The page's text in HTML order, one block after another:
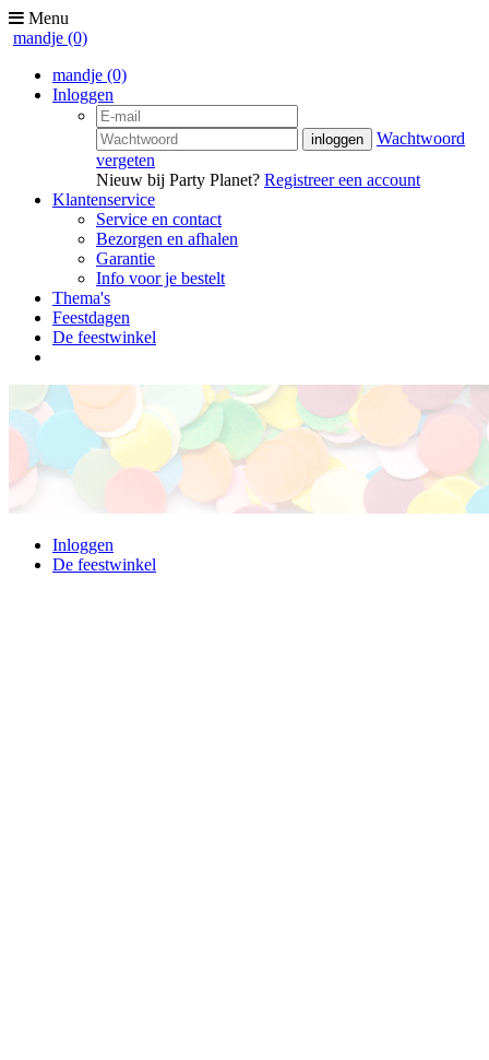
Menu
mandje (0)
mandje (0)
Inloggen
Wachtwoord
vergeten
Nieuw bij Party Planet? Registreer een account
Klantenservice
Service en contact
Bezorgen en afhalen
Garantie
Info voor je bestelt
Thema's
Feestdagen
De feestwinkel
Inloggen
De feestwinkel